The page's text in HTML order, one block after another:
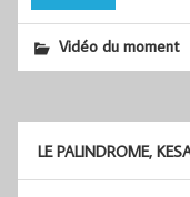
Vidéo du moment
LE PALINDROME,